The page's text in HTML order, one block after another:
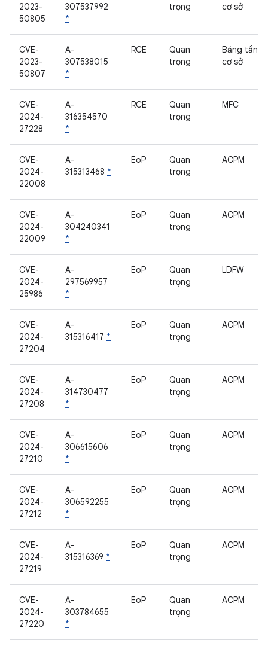
2023-
50805
307537992
*
trọng cơ sở
CVE-
2023-
50807
A-
307538015
*
RCE
Quan
trọng
Băng tần
cơ sở
CVE-
2024-
27228
A-
316354570
*
RCE
Quan
trọng
MFC
CVE-
2024-
22008
A-
315313468 *
EoP
Quan
trọng
ACPM
CVE-
2024-
22009
A-
304240341
*
EoP
Quan
trọng
ACPM
CVE-
2024-
25986
A-
297569957
*
EoP
Quan
trọng
LDFW
CVE-
2024-
27204
A-
315316417 *
EoP
Quan
trọng
ACPM
CVE-
2024-
27208
A-
314730477
*
EoP
Quan
trọng
ACPM
CVE-
2024-
27210
A-
306615606
*
EoP
Quan
trọng
ACPM
CVE-
2024-
27212
A-
306592255
*
EoP
Quan
trọng
ACPM
CVE-
2024-
27219
A-
315316369 *
EoP
Quan
trọng
ACPM
CVE-
2024-
27220
A-
303784655
*
EoP
Quan
trọng
ACPM